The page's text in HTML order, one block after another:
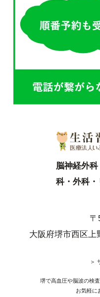
脳神経外
科・外科
〒
大阪府堺市西区
＞
堺で高血圧や脳波の検
お気軽に